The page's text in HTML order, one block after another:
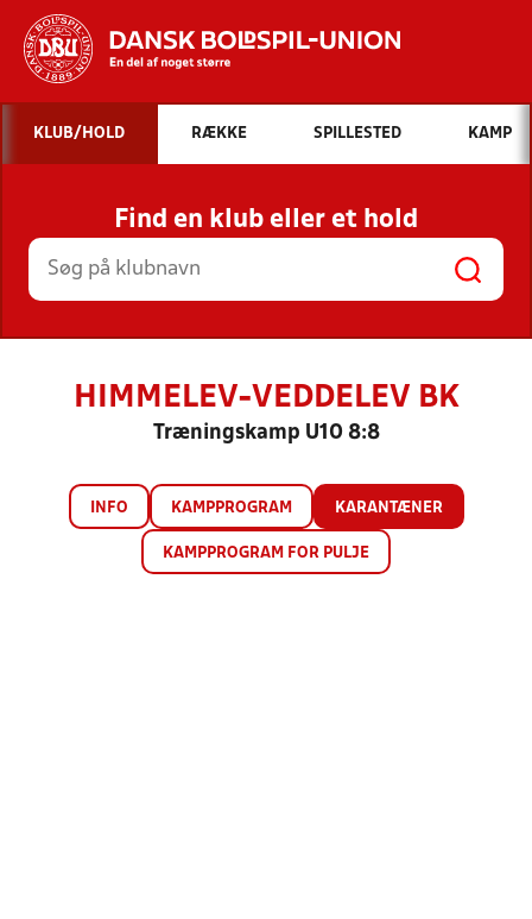
Hvad vil du søge efter?
INDHOLD OG NYHEDER
STILLINGER, RESULTATER, KLUBBER OG
HOLD
KLUB/HOLD RÆKKE SPILLESTED KAMP
Find en klub eller et hold
HIMMELEV-VEDDELEV BK
Træningskamp U10 8:8
INFO KAMPPROGRAM KARANTÆNER
KAMPPROGRAM FOR PULJE